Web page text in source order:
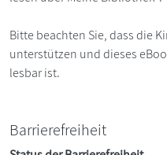
Bitte beachten Sie, dass die
unterstützen und dieses
lesbar ist.
Barrierefreiheit